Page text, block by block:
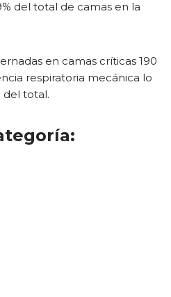
del total de camas en la
en camas críticas 190
respiratoria mecánica lo
del total.